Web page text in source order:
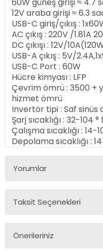
12V araba girişi ≈ 6.3
USB-C giriş/çıkış :
AC çıkış : 220V /1.81A
DC çıkışı : 12V/
USB-A çıkış : 5V/
USB-C Port : 60W
Hücre kimyası : LFP
Çevrim ömrü : 3500 +
hizmet ömrü
Invertör tipi : Saf sinüs
Şarj sıcaklığı : 32-104
Çalışma sıcaklığı :
Depolama sıcaklığı :
Yorumlar
Taksit Seçenekleri
Önerileriniz